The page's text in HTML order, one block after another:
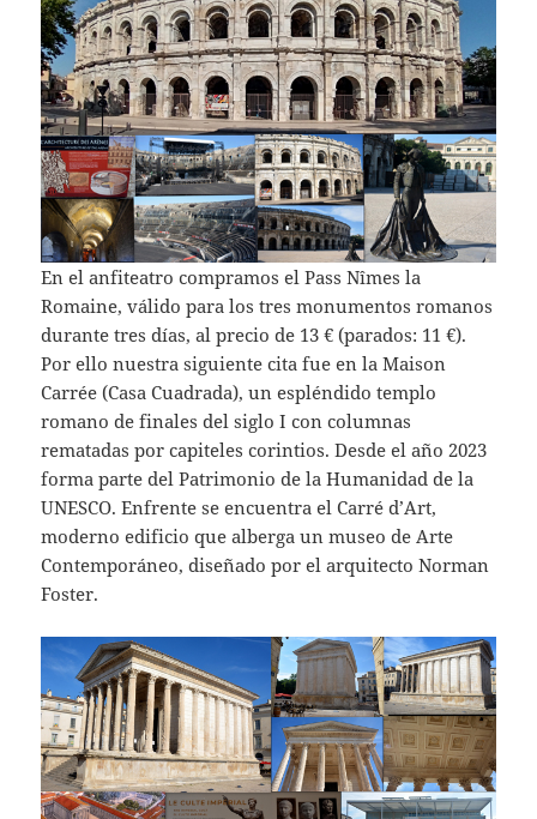
En el anfiteatro compramos el Pass Nîmes la
Romaine, válido para los tres monumentos romanos
durante tres días, al precio de 13 € (parados: 11 €).
Por ello nuestra siguiente cita fue en la Maison
Carrée (Casa Cuadrada), un espléndido templo
romano de finales del siglo I con columnas
rematadas por capiteles corintios. Desde el año 2023
forma parte del Patrimonio de la Humanidad de la
UNESCO. Enfrente se encuentra el Carré d’Art,
moderno edificio que alberga un museo de Arte
Contemporáneo, diseñado por el arquitecto Norman
Foster.